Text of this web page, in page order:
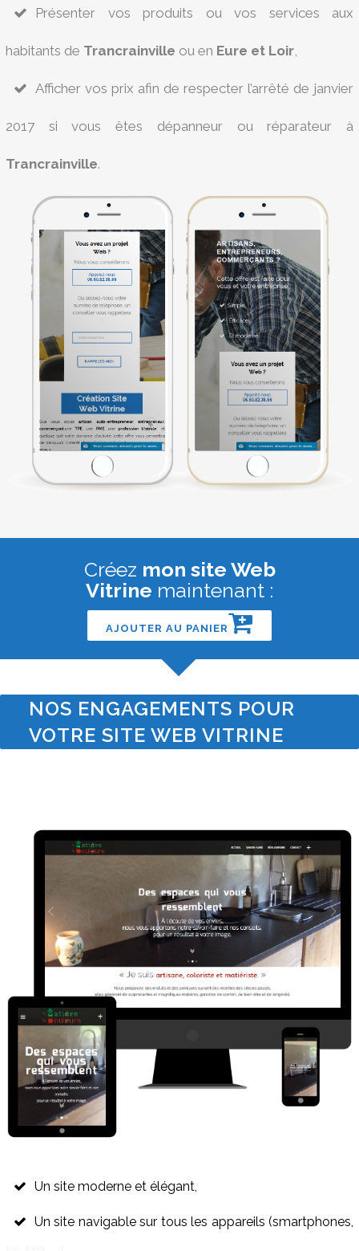
Présenter vos produits ou vos services aux
habitants de Trancrainville ou en Eure et Loir,
Afficher vos prix afin de respecter l’arrêté de janvier
2017 si vous êtes dépanneur ou réparateur à
Trancrainville.
Créez mon site Web
Vitrine maintenant :
AJOUTER AU PANIER
NOS ENGAGEMENTS POUR
VOTRE SITE WEB VITRINE
Un site moderne et élégant,
Un site navigable sur tous les appareils (smartphones,